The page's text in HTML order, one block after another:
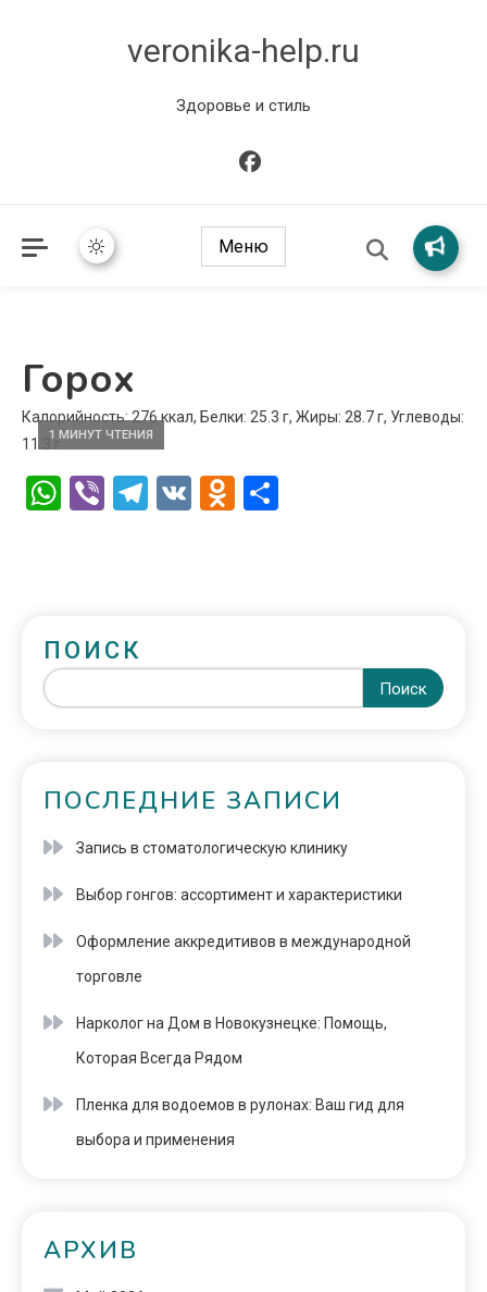
veronika-help.ru
Здоровье и стиль
Меню
Горох
1 МИНУТ ЧТЕНИЯ
Калорийность: 276 ккал, Белки: 25.3 г, Жиры: 28.7 г, Углеводы:
11.3 г
WhatsApp
ViberTelegram
VK Odnoklassniki
ПОИСК
Поиск
ПОСЛЕДНИЕ ЗАПИСИ
Запись в стоматологическую клинику
Выбор гонгов: ассортимент и характеристики
Оформление аккредитивов в международной
торговле
Нарколог на Дом в Новокузнецке: Помощь,
Которая Всегда Рядом
Пленка для водоемов в рулонах: Ваш гид для
выбора и применения
АРХИВ